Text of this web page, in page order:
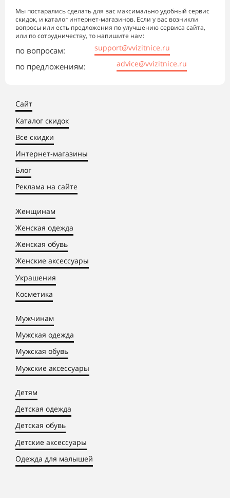
Мы постарались сделать для вас максимально удобный сервис
скидок, и каталог интернет-магазинов. Если у вас возникли
вопросы или есть предложения по улучшению сервиса сайта,
или по сотрудничеству, то напишите нам:
по вопросам: support@vvizitnice.ru
по предложениям: advice@vvizitnice.ru
Сайт
Каталог скидок
Все скидки
Интернет-магазины
Блог
Реклама на сайте
Женщинам
Женская одежда
Женская обувь
Женские аксессуары
Украшения
Косметика
Мужчинам
Мужская одежда
Мужская обувь
Мужские аксессуары
Детям
Детская одежда
Детская обувь
Детские аксессуары
Одежда для малышей